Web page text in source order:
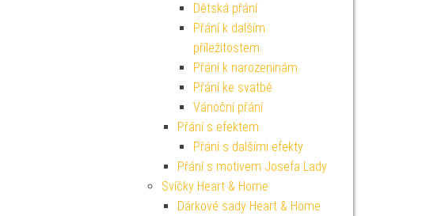
Dětská přání
Přání k dalším
příležitostem
Přání k narozeninám
Přání ke svatbě
Vánoční přání
Přání s efektem
Přání s dalšími efekty
Přání s motivem Josefa Lady
Svíčky Heart & Home
Dárkové sady Heart & Home